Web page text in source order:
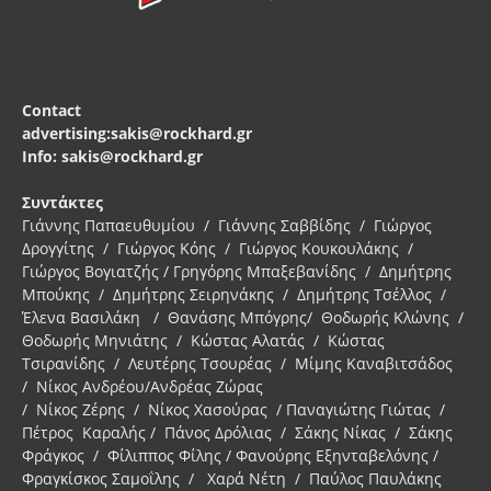
Contact
advertising:sakis@rockhard.gr
Info: sakis@rockhard.gr
Συντάκτες
Γιάννης Παπαευθυμίου / Γιάννης Σαββίδης / Γιώργος
Δρογγίτης / Γιώργος Κόης / Γιώργος Κουκουλάκης /
Γιώργος Βογιατζής / Γρηγόρης Μπαξεβανίδης / Δημήτρης
Μπούκης / Δημήτρης Σειρηνάκης / Δημήτρης Τσέλλος /
Έλενα Βασιλάκη / Θανάσης Μπόγρης/ Θοδωρής Κλώνης /
Θοδωρής Μηνιάτης / Κώστας Αλατάς / Κώστας
Τσιρανίδης / Λευτέρης Τσουρέας / Μίμης Καναβιτσάδος
/ Νίκος Ανδρέου/Ανδρέας Ζώρας
/ Νίκος Ζέρης / Νίκος Χασούρας / Παναγιώτης Γιώτας /
Πέτρος Καραλής / Πάνος Δρόλιας / Σάκης Νίκας / Σάκης
Φράγκος / Φίλιππος Φίλης / Φανούρης Εξηνταβελόνης /
Φραγκίσκος Σαμοΐλης / Χαρά Νέτη / Παύλος Παυλάκης